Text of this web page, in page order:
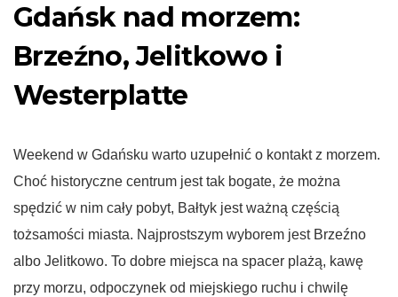
Gdańsk nad morzem:
Brzeźno, Jelitkowo i
Westerplatte
Weekend w Gdańsku warto uzupełnić o kontakt z morzem.
Choć historyczne centrum jest tak bogate, że można
spędzić w nim cały pobyt, Bałtyk jest ważną częścią
tożsamości miasta. Najprostszym wyborem jest Brzeźno
albo Jelitkowo. To dobre miejsca na spacer plażą, kawę
przy morzu, odpoczynek od miejskiego ruchu i chwilę